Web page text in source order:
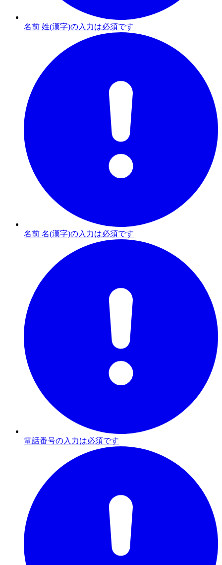
名前 姓(漢字)の入力は必須です
名前 名(漢字)の入力は必須です
電話番号の入力は必須です